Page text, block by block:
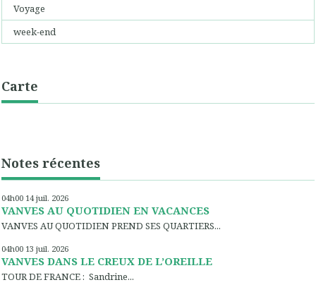
Voyage
week-end
Carte
Notes récentes
04h00 14 juil. 2026
VANVES AU QUOTIDIEN EN VACANCES
VANVES AU QUOTIDIEN PREND SES QUARTIERS...
04h00 13 juil. 2026
VANVES DANS LE CREUX DE L’OREILLE
TOUR DE FRANCE : Sandrine...